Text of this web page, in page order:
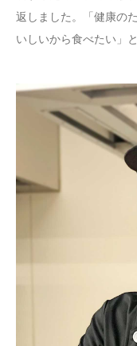
返しました。「健康の
いしいから食べたい」